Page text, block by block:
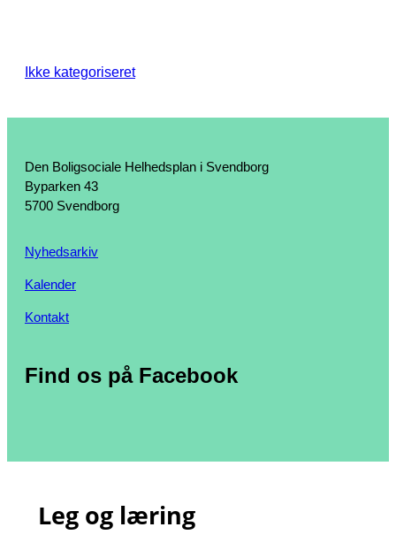
Ikke kategoriseret
Den Boligsociale Helhedsplan i Svendborg
Byparken 43
5700 Svendborg
Nyhedsarkiv
Kalender
Kontakt
Find os på Facebook
Leg og læring